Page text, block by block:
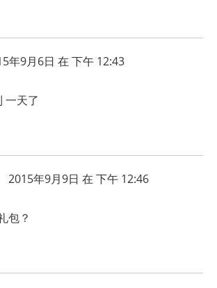
年9月6日 在 下午 12:43
一天了
2015年9月9日 在 下午 12:46
包？